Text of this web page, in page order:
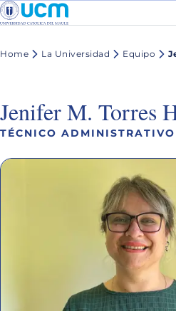
Home La Universidad Equipo
Jenifer M. Torres
TÉCNICO ADMINISTRATIVO